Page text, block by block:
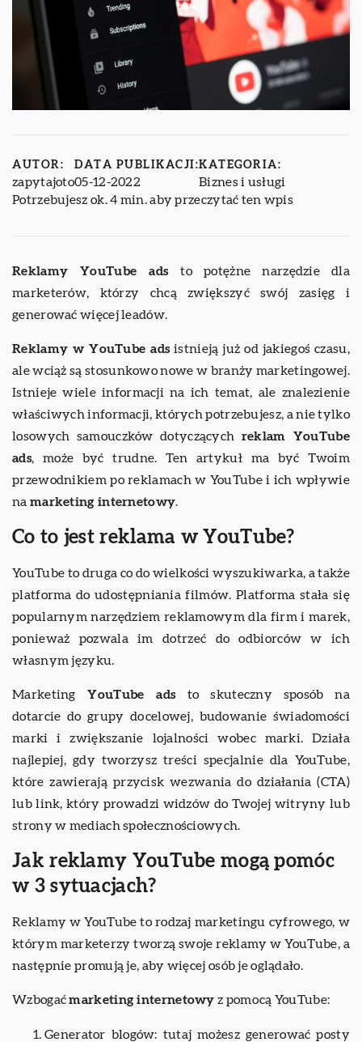
AUTOR:
zapytajoto
DATA PUBLIKACJI:
05-12-2022
KATEGORIA:
Biznes i usługi
Potrzebujesz ok. 4 min. aby przeczytać ten wpis
Reklamy YouTube adsto potężne narzędzie dla
marketerów, którzy chcą zwiększyć swój zasięg i
generować więcej leadów.
Reklamy w YouTube adsistnieją już od jakiegoś czasu,
ale wciąż są stosunkowo nowe w branży marketingowej.
Istnieje wiele informacji na ich temat, ale znalezienie
właściwych informacji, których potrzebujesz, a nie tylko
losowych samouczków dotyczących reklam YouTube
ads, może być trudne. Ten artykuł ma być Twoim
przewodnikiem po reklamach w YouTube i ich wpływie
na marketing internetowy.
Co to jest reklama w YouTube?
YouTube to druga co do wielkości wyszukiwarka, a także
platforma do udostępniania filmów. Platforma stała się
popularnym narzędziem reklamowym dla firm i marek,
ponieważ pozwala im dotrzeć do odbiorców w ich
własnym języku.
Marketing YouTube ads to skuteczny sposób na
dotarcie do grupy docelowej, budowanie świadomości
marki i zwiększanie lojalności wobec marki. Działa
najlepiej, gdy tworzysz treści specjalnie dla YouTube,
które zawierają przycisk wezwania do działania (CTA)
lub link, który prowadzi widzów do Twojej witryny lub
strony w mediach społecznościowych.
Jak reklamy YouTube mogą pomóc
w 3 sytuacjach?
Reklamy w YouTube to rodzaj marketingu cyfrowego, w
którym marketerzy tworzą swoje reklamy w YouTube, a
następnie promują je, aby więcej osób je oglądało.
Wzbogaćmarketing internetowy z pomocą YouTube:
Generator blogów: tutaj możesz generować posty